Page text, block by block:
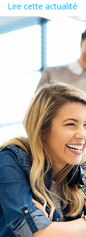
Lire cette actualité